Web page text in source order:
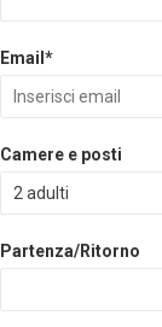
Email*
Camere e posti
2 adulti
Partenza/Ritorno